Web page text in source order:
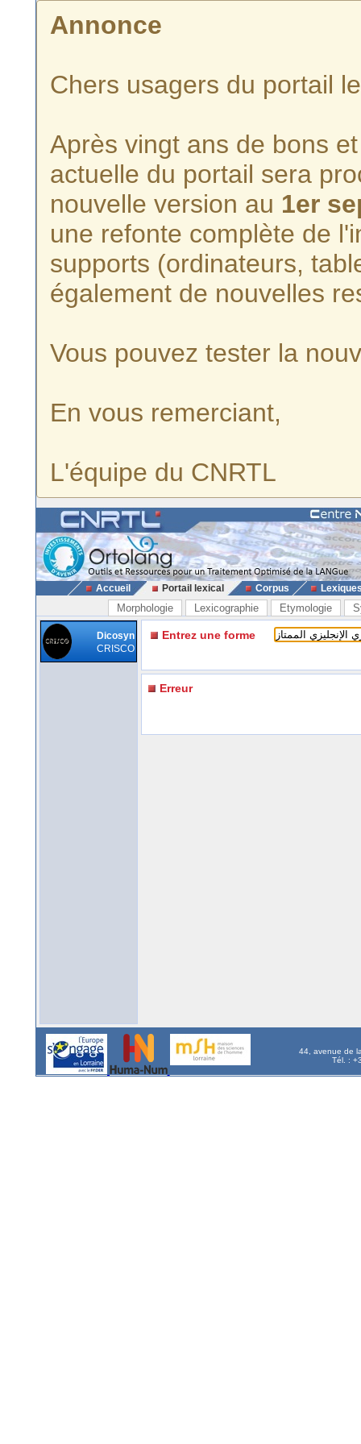
Annonce
Chers usagers du portail
Après vingt ans de bons
actuelle du portail sera
nouvelle version au 1er
une refonte complète de
supports (ordinateurs,
également de nouvelles
Vous pouvez tester la
En vous remerciant,
L'équipe du CNRTL
Accueil Portail lexical Corpus
Morphologie Lexicographie Etymologie
Dicosyn
CRISCO
Entrez une forme
Erreur
44, avenue de
Tél. :